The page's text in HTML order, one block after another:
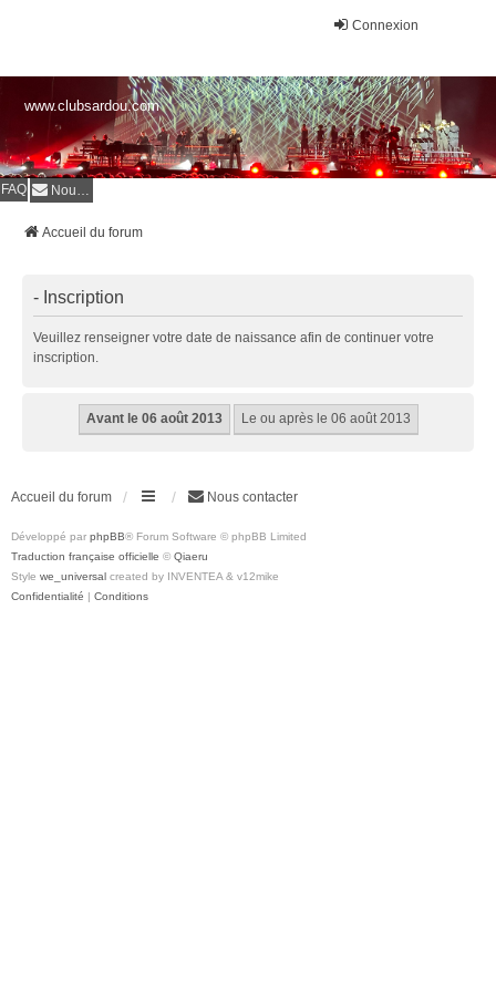
Connexion
www.clubsardou.com
FAQ Nous contacter
Accueil du forum
- Inscription
Veuillez renseigner votre date de naissance afin de continuer votre
inscription.
Accueil du forum Nous contacter
Développé par phpBB® Forum Software © phpBB Limited
Traduction française officielle © Qiaeru
Style we_universal created by INVENTEA & v12mike
Confidentialité | Conditions